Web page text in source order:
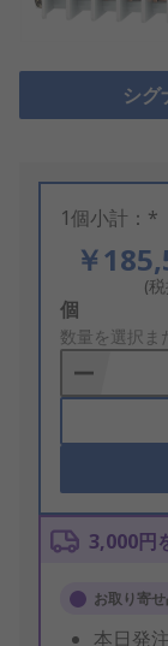
シグ
1個小計：*
￥
(
Add
to
Basket
個
数量を選択ま
3,000円
お取り寄
本日発